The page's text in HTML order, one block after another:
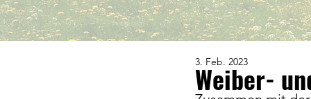
Weiber-
3. Feb. 2023